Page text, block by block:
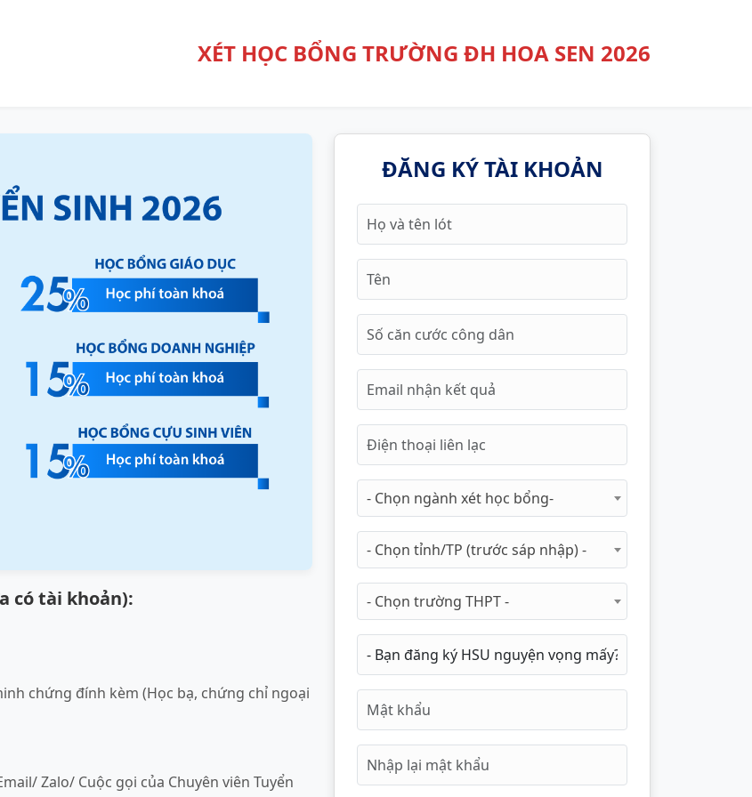
XÉT HỌC BỔNG TRƯỜNG ĐH HOA SEN 2026
có tài khoản):
chứng đính kèm (Học bạ, chứng chỉ ngoại
Zalo/ Cuộc gọi của Chuyên viên Tuyển
ĐĂNG KÝ TÀI KHOẢN
- Chọn ngành xét học bổng-
- Chọn tỉnh/TP (trước sáp nhập) -
- Chọn trường THPT -